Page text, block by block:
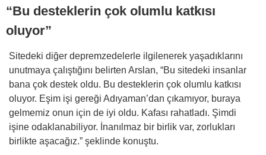
“Bu desteklerin çok olumlu katkısı
oluyor”
Sitedeki diğer depremzedelerle ilgilenerek yaşadıklarını
unutmaya çalıştığını belirten Arslan, “Bu sitedeki insanlar
bana çok destek oldu. Bu desteklerin çok olumlu katkısı
oluyor. Eşim işi gereği Adıyaman’dan çıkamıyor, buraya
gelmemiz onun için de iyi oldu. Kafası rahatladı. Şimdi
işine odaklanabiliyor. İnanılmaz bir birlik var, zorlukları
birlikte aşacağız.” şeklinde konuştu.